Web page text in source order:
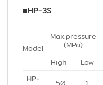
■HP-3S
Model
Max.pressure
(MPa)
High
Low
HP-
50 1